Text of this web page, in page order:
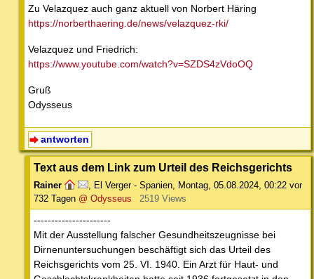
Zu Velazquez auch ganz aktuell von Norbert Häring
https://norberthaering.de/news/velazquez-rki/
Velazquez und Friedrich:
https://www.youtube.com/watch?v=SZDS4zVdoOQ
Gruß
Odysseus
antworten
Text aus dem Link zum Urteil des Reichsgerichts
Rainer El Verger - Spanien Montag, 05.08.2024, 00:22 vor
732 Tagen @ Odysseus 2519 Views
----------------------
Mit der Ausstellung falscher Gesundheitszeugnisse bei
Dirnenuntersuchungen beschäftigt sich das Urteil des
Reichsgerichts vom 25. VI. 1940. Ein Arzt für Haut- und